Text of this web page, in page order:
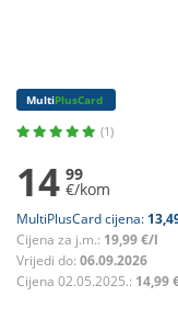
MultiPlusCard
(1)
14 99
€/kom
MultiPlusCard cijena:
Cijena za j.m.: 19,99 €/l
Vrijedi do: 06.09.2026
Cijena 02.05.2025.: 14,99